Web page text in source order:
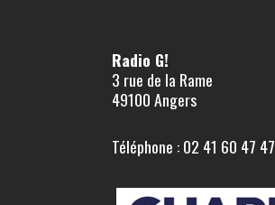
Radio G!
3 rue de la Rame
49100 Angers
Téléphone : 02 41 60 47 47